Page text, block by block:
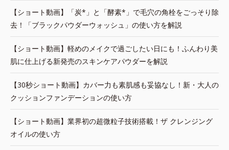
【ショート動画】「炭*」と「酵素*」で毛穴の角栓をごっそり除
去！「ブラックパウダーウォッシュ」の使い方を解説
【ショート動画】軽めのメイクで過ごしたい日にも！ふんわり美
肌に仕上げる新発売のスキンケアパウダーを解説
【30秒ショート動画】カバー力も素肌感も妥協なし！新・大人の
クッションファンデーションの使い方
【ショート動画】業界初の超微粒子技術搭載！ザ クレンジング
オイルの使い方